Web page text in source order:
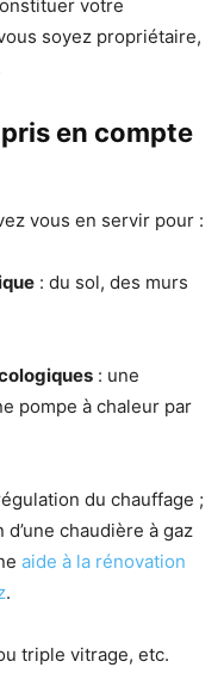
votre
soyez propriétaire,
en compte
vous en servir pour :
: du sol, des murs
: une
pompe à chaleur par
du chauffage ;
chaudière à gaz
aide à la rénovation
.
triple vitrage, etc.